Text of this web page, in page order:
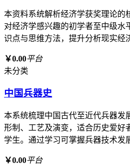
本资料系统解析经济学获奖理论的
对经济学感兴趣的初学者至中级水
识点与思维方法，提升分析现实经
￥0.00平台
未分类
中国兵器史
本系统梳理中国古代至近代兵器发
形制、工艺及演变，适合历史爱好
学生。通过学习可掌握兵器技术发
￥0.00平台